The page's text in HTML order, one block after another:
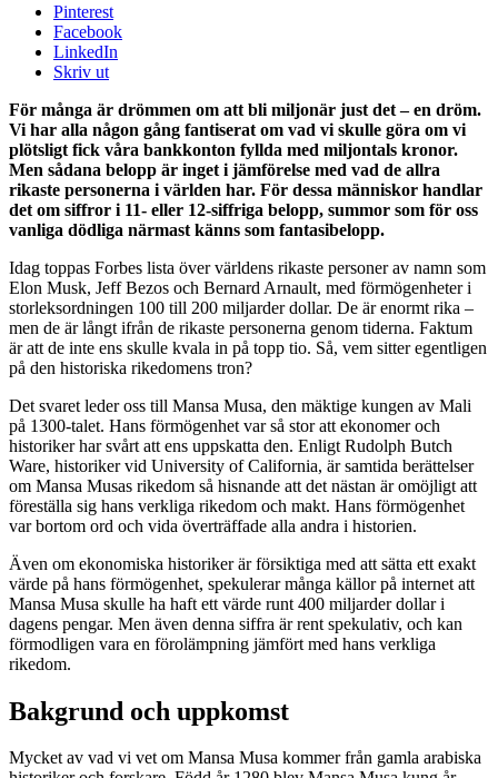
Pinterest
Facebook
LinkedIn
Skriv ut
För många är drömmen om att bli miljonär just det – en dröm.
Vi har alla någon gång fantiserat om vad vi skulle göra om vi
plötsligt fick våra bankkonton fyllda med miljontals kronor.
Men sådana belopp är inget i jämförelse med vad de allra
rikaste personerna i världen har. För dessa människor handlar
det om siffror i 11- eller 12-siffriga belopp, summor som för oss
vanliga dödliga närmast känns som fantasibelopp.
Idag toppas Forbes lista över världens rikaste personer av namn som
Elon Musk, Jeff Bezos och Bernard Arnault, med förmögenheter i
storleksordningen 100 till 200 miljarder dollar. De är enormt rika –
men de är långt ifrån de rikaste personerna genom tiderna. Faktum
är att de inte ens skulle kvala in på topp tio. Så, vem sitter egentligen
på den historiska rikedomens tron?
Det svaret leder oss till Mansa Musa, den mäktige kungen av Mali
på 1300-talet. Hans förmögenhet var så stor att ekonomer och
historiker har svårt att ens uppskatta den. Enligt Rudolph Butch
Ware, historiker vid University of California, är samtida berättelser
om Mansa Musas rikedom så hisnande att det nästan är omöjligt att
föreställa sig hans verkliga rikedom och makt. Hans förmögenhet
var bortom ord och vida överträffade alla andra i historien.
Även om ekonomiska historiker är försiktiga med att sätta ett exakt
värde på hans förmögenhet, spekulerar många källor på internet att
Mansa Musa skulle ha haft ett värde runt 400 miljarder dollar i
dagens pengar. Men även denna siffra är rent spekulativ, och kan
förmodligen vara en förolämpning jämfört med hans verkliga
rikedom.
Bakgrund och uppkomst
Mycket av vad vi vet om Mansa Musa kommer från gamla arabiska